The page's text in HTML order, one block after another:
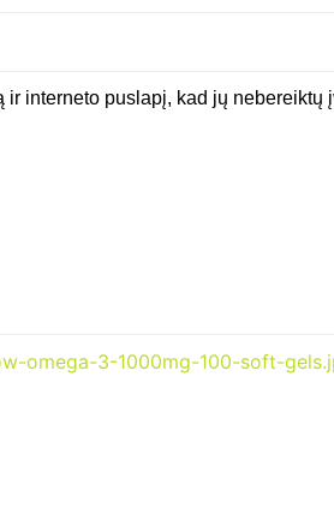
interneto puslapį, kad jų